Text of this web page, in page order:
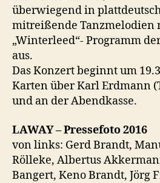
überwiegend in
mitreißende Tanzmelodien
„Winterleed“- Programm
aus.
Das Konzert beginnt um
Karten über Karl Erdmann
und an der Abendkasse.
LAWAY – Pressefoto 2016
von links: Gerd Brandt,
Rölleke, Albertus
Bangert, Keno Brandt, Jörg